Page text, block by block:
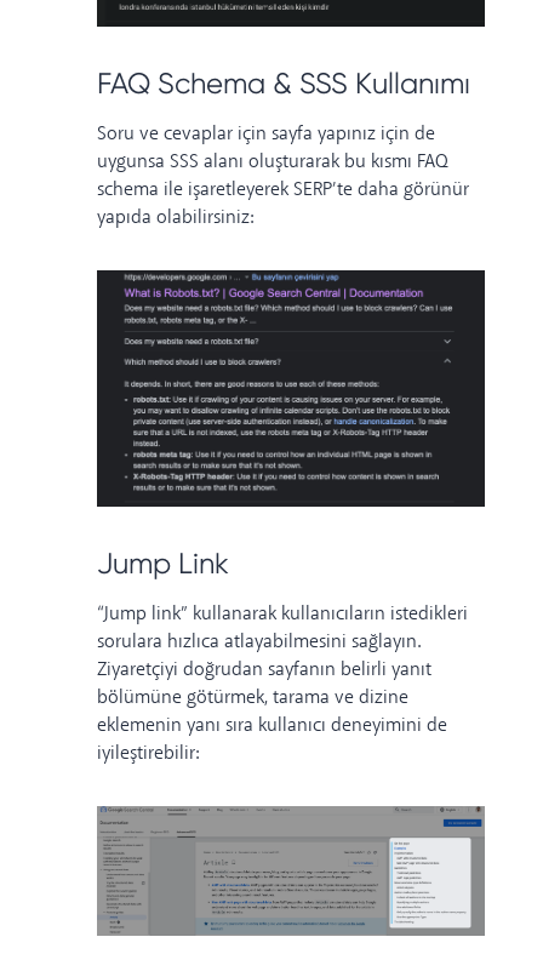
FAQ Schema & SSS Kullanımı
Soru ve cevaplar için sayfa yapınız için de
uygunsa SSS alanı oluşturarak bu kısmı FAQ
schema ile işaretleyerek SERP’te daha görünür
yapıda olabilirsiniz:
Jump Link
“Jump link” kullanarak kullanıcıların istedikleri
sorulara hızlıca atlayabilmesini sağlayın.
Ziyaretçiyi doğrudan sayfanın belirli yanıt
bölümüne götürmek, tarama ve dizine
eklemenin yanı sıra kullanıcı deneyimini de
iyileştirebilir: